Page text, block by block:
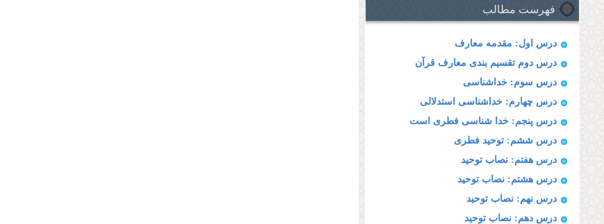
فهرست مطالب
درس اول: مقدمه معارف
درس دوم تقسیم بندى معارف قرآن
درس سوم: خداشناسى
درس چهارم: خداشناسى استدلالى
درس پنجم: خدا شناسی فطری است
درس ششم: توحید فطرى
درس هفتم: نصاب توحید
درس هشتم: نصاب توحید
درس نهم: نصاب توحید
درس دهم: نصاب توحید